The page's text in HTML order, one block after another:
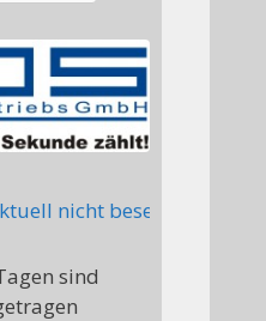
besetzt: Stellv.
sind